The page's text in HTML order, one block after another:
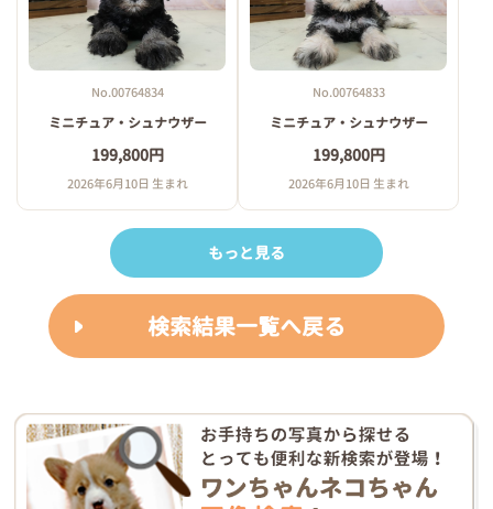
No.00764834
ミニチュア・シュナウザー
199,800円
2026年6月10日 生まれ
No.00764833
ミニチュア・シュナウザー
199,800円
2026年6月10日 生まれ
もっと見る
検索結果一覧へ戻る